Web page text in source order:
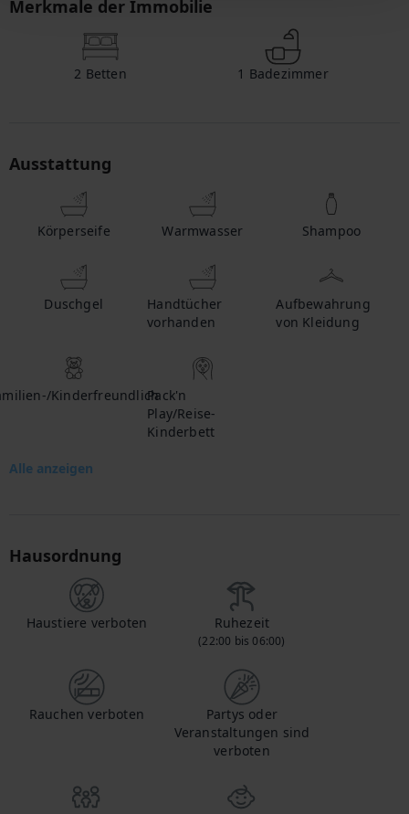
Merkmale der Immobilie
2 Betten 1 Badezimmer
Ausstattung
Körperseife Warmwasser Shampoo
Duschgel
Handtücher
vorhanden
Aufbewahrung
von Kleidung
KinderfreundlichPack'n
Play/Reise-
Kinderbett
Alle anzeigen
Hausordnung
Haustiere verboten Ruhezeit
(22:00 bis 06:00)
Rauchen verboten
Partys oder
Veranstaltungen sind
verboten